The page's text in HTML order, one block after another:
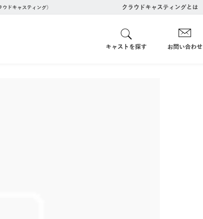
ドキャスティング） クラウドキャスティングとは
キャストを探す お問い合わせ